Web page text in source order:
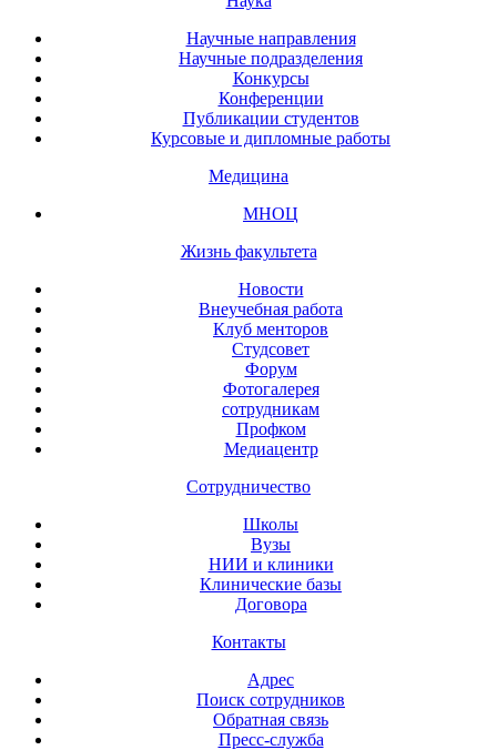
Научные направления
Научные подразделения
Конкурсы
Конференции
Публикации студентов
Курсовые и дипломные работы
Медицина
МНОЦ
Жизнь факультета
Новости
Внеучебная работа
Клуб менторов
Студсовет
Форум
Фотогалерея
сотрудникам
Профком
Медиацентр
Сотрудничество
Школы
Вузы
НИИ и клиники
Клинические базы
Договора
Контакты
Адрес
Поиск сотрудников
Обратная связь
Пресс-служба